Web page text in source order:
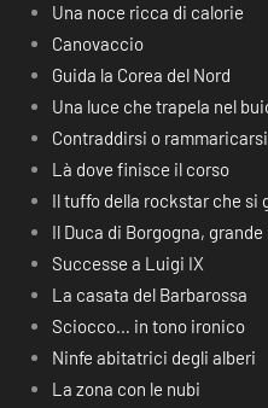
Una noce ricca di calorie
Canovaccio
Guida la Corea del Nord
Una luce che trapela nel
Contraddirsi o rammaricarsi
Là dove finisce il corso
Il tuffo della rockstar che si
Il Duca di Borgogna,
Successe a Luigi IX
La casata del Barbarossa
Sciocco… in tono ironico
Ninfe abitatrici degli alberi
La zona con le nubi